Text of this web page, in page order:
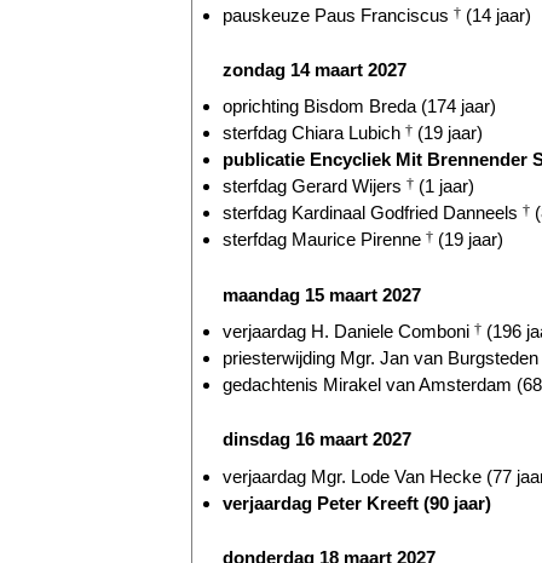
pauskeuze Paus Franciscus † (14 jaar)
zondag 14 maart 2027
oprichting Bisdom Breda (174 jaar)
sterfdag Chiara Lubich † (19 jaar)
publicatie Encycliek Mit Brennender
sterfdag Gerard Wijers † (1 jaar)
sterfdag Kardinaal Godfried Danneels †
sterfdag Maurice Pirenne † (19 jaar)
maandag 15 maart 2027
verjaardag H. Daniele Comboni † (196
priesterwijding Mgr. Jan van
gedachtenis Mirakel van Amsterdam
dinsdag 16 maart 2027
verjaardag Mgr. Lode Van Hecke (77
verjaardag Peter Kreeft (90 jaar)
donderdag 18 maart 2027